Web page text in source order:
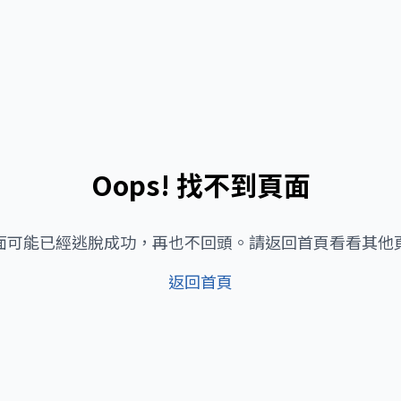
Oops! 找不到頁面
可能已經逃脫成功，再也不回頭。請返回首頁看看其他
返回首頁